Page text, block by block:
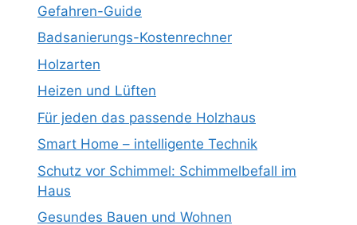
Gefahren-Guide
Badsanierungs-Kostenrechner
Holzarten
Heizen und Lüften
Für jeden das passende Holzhaus
Smart Home – intelligente Technik
Schutz vor Schimmel: Schimmelbefall im
Haus
Gesundes Bauen und Wohnen